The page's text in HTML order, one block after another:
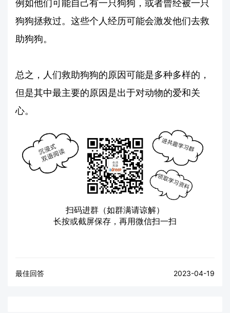
例如他们可能自己有一只狗狗，或者曾经被一只
狗狗拯救过。这些个人经历可能会激发他们去救
助狗狗。
总之，人们救助狗狗的原因可能是多种多样的，
但是其中最主要的原因是出于对动物的爱和关
心。
扫码进群（如群满请谅解）
长按或截屏保存，再用微信扫一扫
最佳回答 2023-04-19